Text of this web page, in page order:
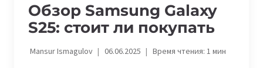
Обзор Samsung Galaxy
S25: стоит ли покупать
Mansur Ismagulov 06.06.2025 Время чтения: 1мин